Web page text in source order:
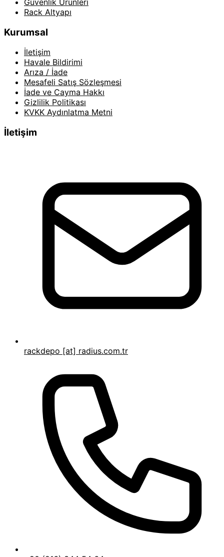
Rack Altyapı
Kurumsal
İletişim
Havale Bildirimi
Arıza / İade
Mesafeli Satış Sözleşmesi
İade ve Cayma Hakkı
Gizlilik Politikası
KVKK Aydınlatma Metni
İletişim
rackdepo [at] radius.com.tr